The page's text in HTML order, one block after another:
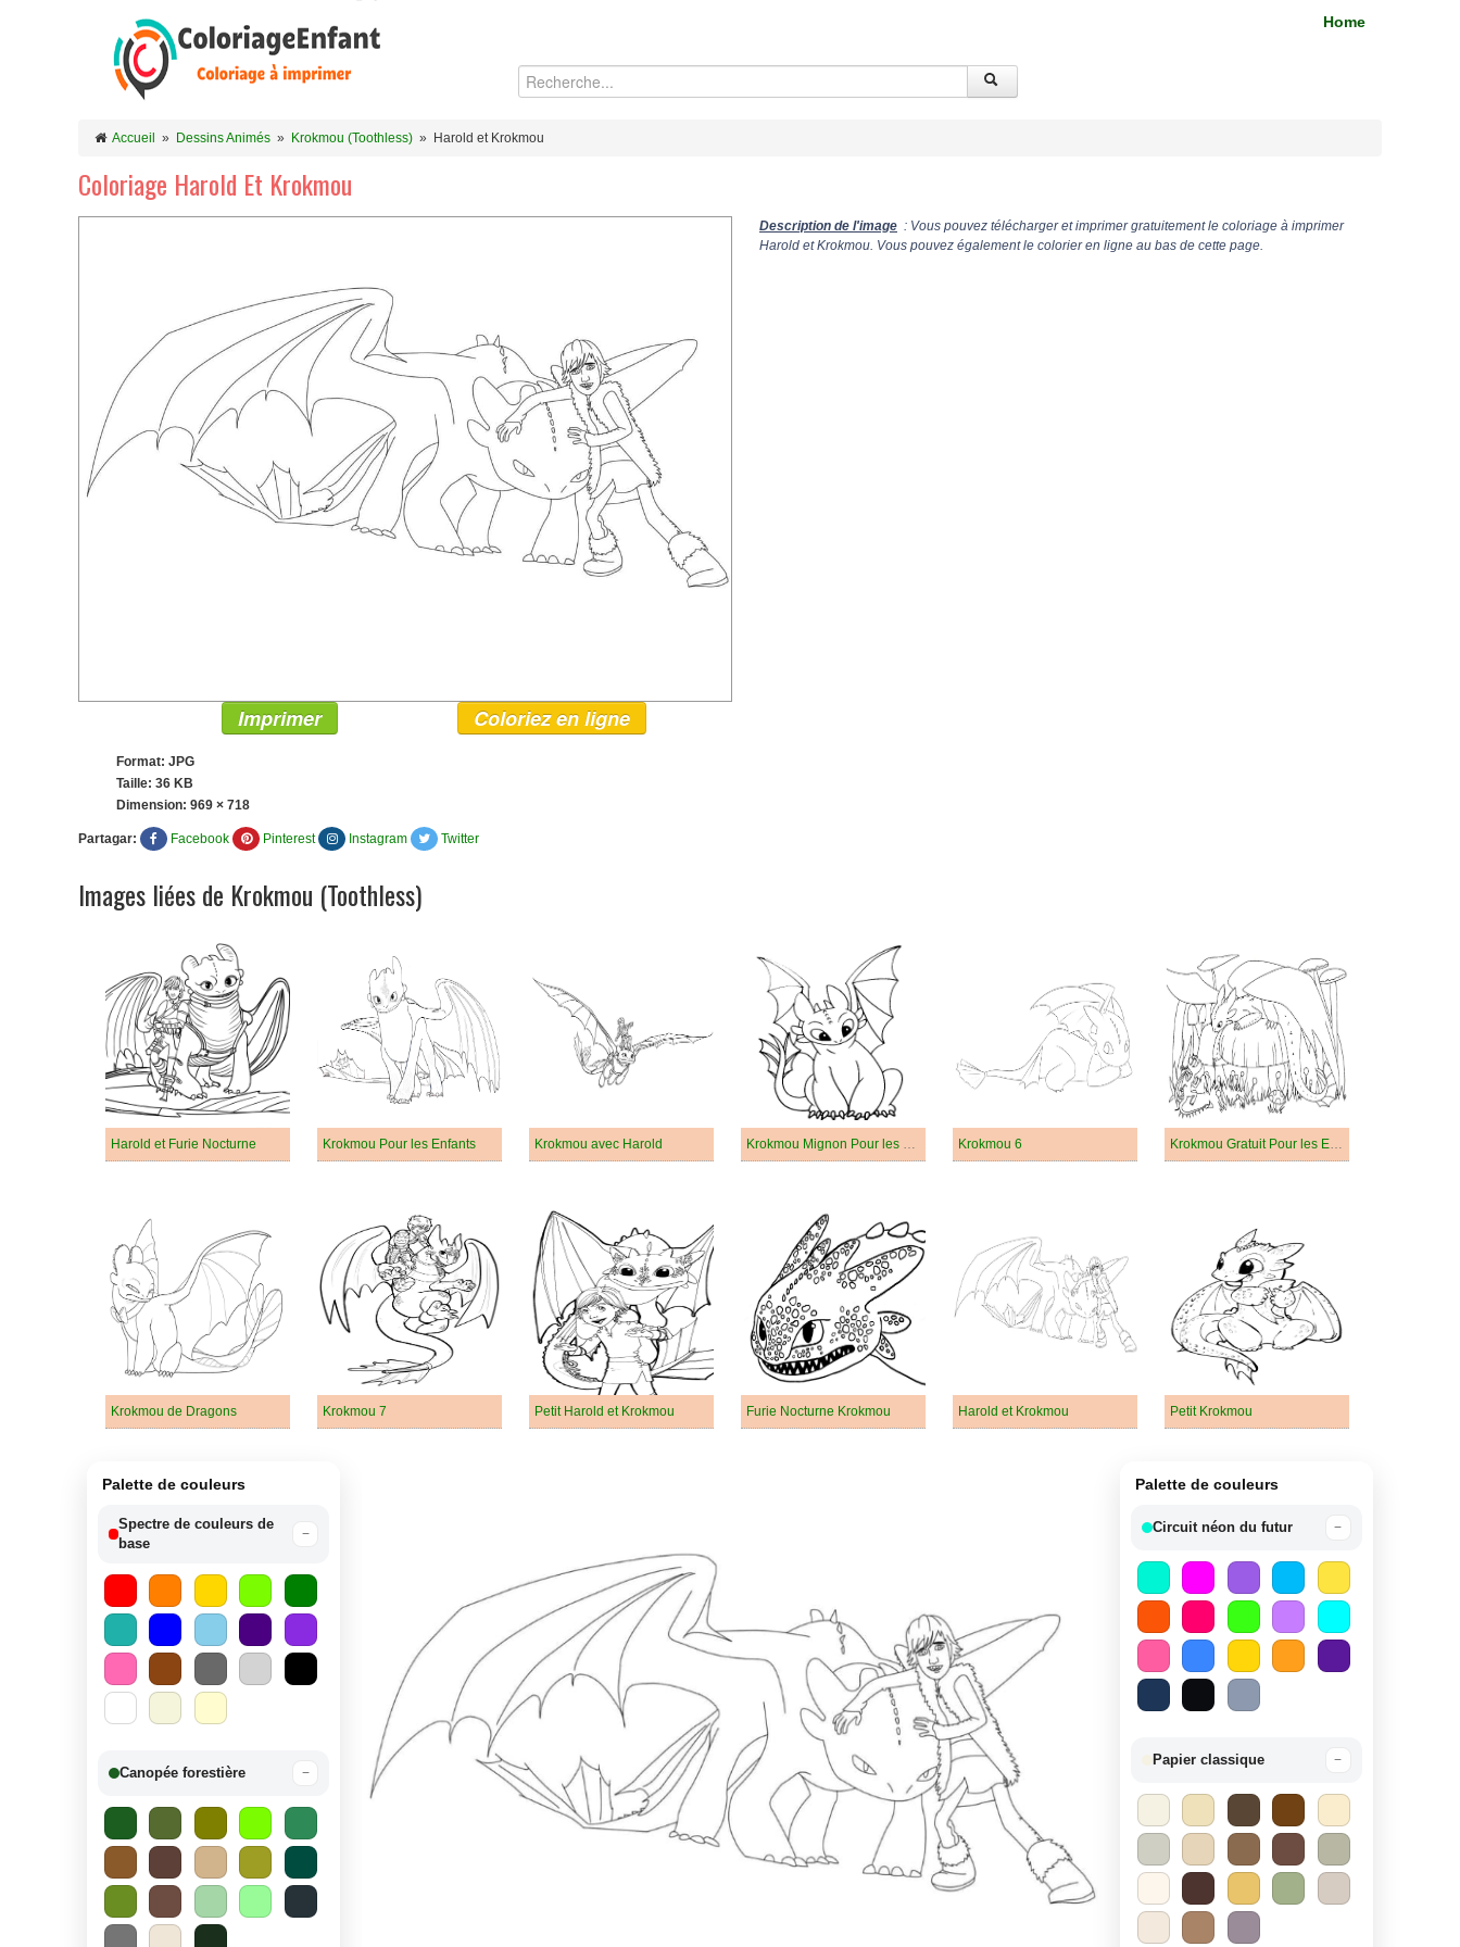
Home
Accueil » Dessins Animés » Krokmou (Toothless) » Harold et Krokmou
Coloriage Harold Et Krokmou
Description de l'image : Vous pouvez télécharger et imprimer gratuitement le coloriage à imprimer
Harold et Krokmou. Vous pouvez également le colorier en ligne au bas de cette page.
Imprimer Coloriez en ligne
Format: JPG
Taille: 36 KB
Dimension: 969 × 718
Partagar: Facebook Pinterest Instagram Twitter
Images liées de Krokmou (Toothless)
Harold et Furie Nocturne Krokmou Pour les Enfants Krokmou avec Harold Krokmou 6
Krokmou de Dragons Krokmou 7 Petit Harold et Krokmou Furie Nocturne Krokmou Harold et Krokmou Petit Krokmou
Palette de couleurs
Spectre de couleurs de
base
−
Canopée forestière −
Palette de couleurs
Circuit néon du futur −
Papier classique −